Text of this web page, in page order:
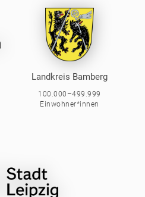
Landkreis Bamberg
100.000–499.999
Einwohner*innen